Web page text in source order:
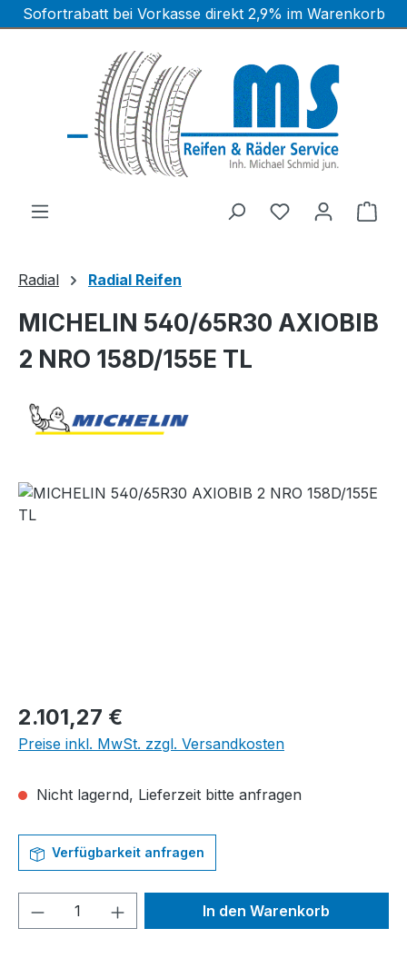
Zum Hauptinhalt springen
Sofortrabatt bei Vorkasse direkt 2,9% im Warenkorb
Radial Radial Reifen
MICHELIN 540/65R30 AXIOBIB
2 NRO 158D/155E TL
Bildergalerie überspringen
Regulärer Preis:
2.101,27 €
Preise inkl. MwSt. zzgl. Versandkosten
Nicht lagernd, Lieferzeit bitte anfragen
Verfügbarkeit anfragen
Produkt Anzahl: Gib denIn den Warenkorb